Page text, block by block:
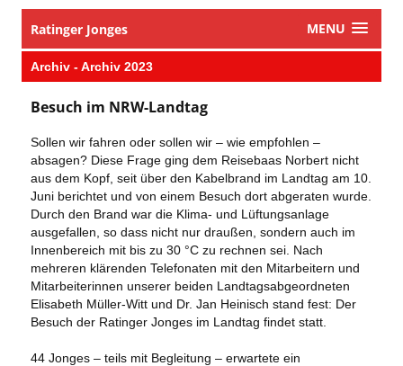
Ratinger Jonges MENU
Archiv - Archiv 2023
Besuch im NRW-Landtag
Sollen wir fahren oder sollen wir – wie empfohlen –
absagen? Diese Frage ging dem Reisebaas Norbert nicht
aus dem Kopf, seit über den Kabelbrand im Landtag am 10.
Juni berichtet und von einem Besuch dort abgeraten wurde.
Durch den Brand war die Klima- und Lüftungsanlage
ausgefallen, so dass nicht nur draußen, sondern auch im
Innenbereich mit bis zu 30 °C zu rechnen sei. Nach
mehreren klärenden Telefonaten mit den Mitarbeitern und
Mitarbeiterinnen unserer beiden Landtagsabgeordneten
Elisabeth Müller-Witt und Dr. Jan Heinisch stand fest: Der
Besuch der Ratinger Jonges im Landtag findet statt.
44 Jonges – teils mit Begleitung – erwartete ein